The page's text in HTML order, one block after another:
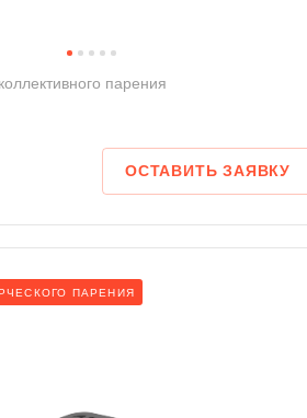
парения
ОСТАВИТЬ ЗАЯВКУ
ПАРЕНИЯ